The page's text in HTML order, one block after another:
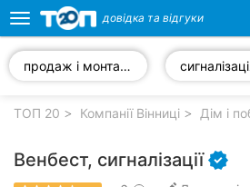
компанії
Toggle
navigation
довідка та відгуки
продаж і монтаж систем відеоспостереження
ТОП 20 Компанії Вінниці Дім і
Венбест, сигналізації